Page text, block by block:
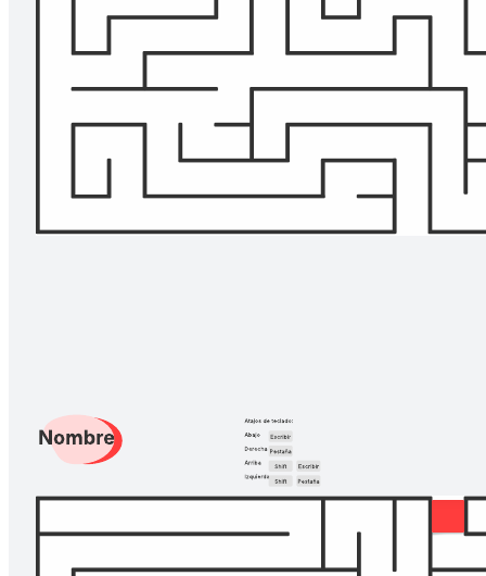
Crea un equipo colaborativo y unido, y diviértete. Desafía a tus